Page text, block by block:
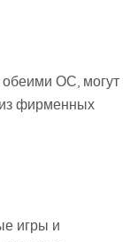
ОС, могут
фирменных
игры и